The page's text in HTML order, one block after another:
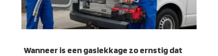
Wanneer is een gaslekkage zo ernstig dat